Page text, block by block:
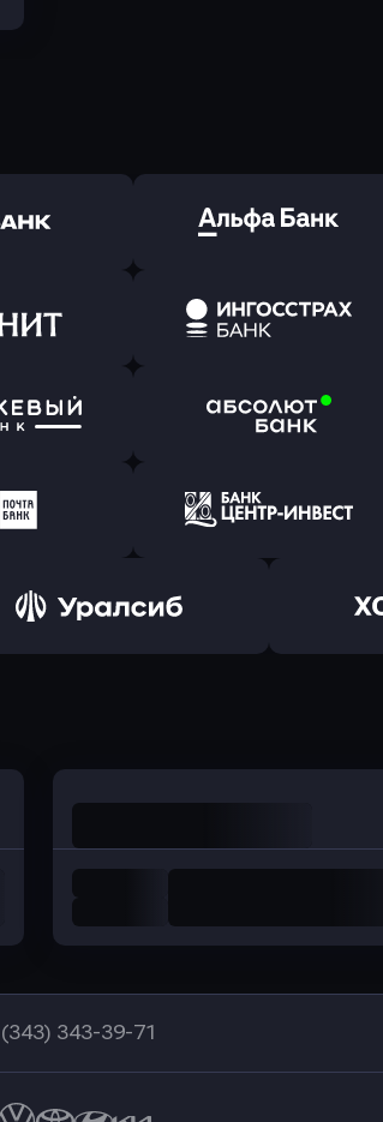
заявку
Оправить заявку
в Альфа-Банк
заявку
Банк
Оправить заявку
в Ингосстрах Банк
заявку
Оправить заявку
в Абсолют Банк
заявку
Банк
Оправить заявку
343-39-71